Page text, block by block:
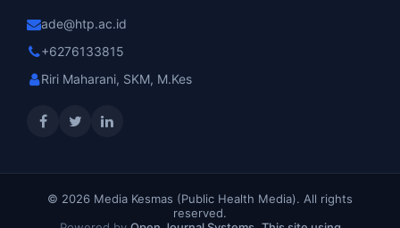
ade@htp.ac.id
+6276133815
Riri Maharani, SKM, M.Kes
© 2026 Media Kesmas (Public Health Media). All rights
reserved.